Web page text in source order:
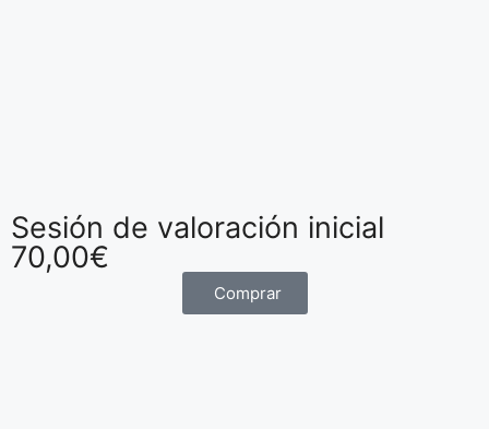
Sesión de valoración inicial
70,00€
Comprar